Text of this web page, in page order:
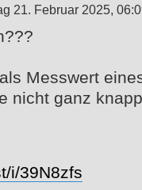
21. Februar 2025,
Messwert
nicht ganz
i/39N8zfs